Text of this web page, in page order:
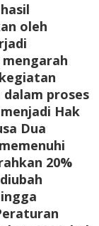
oleh
proses
Hak
Dua
20%